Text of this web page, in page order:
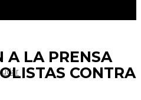
A LA PRENSA
CONTRA